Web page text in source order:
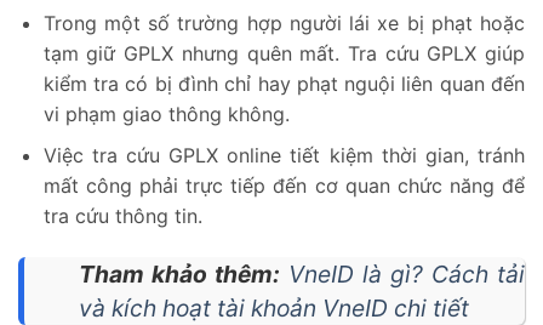
Trong một số trường hợp người lái xe bị phạt hoặc
tạm giữ GPLX nhưng quên mất. Tra cứu GPLX giúp
kiểm tra có bị đình chỉ hay phạt nguội liên quan đến
vi phạm giao thông không.
Việc tra cứu GPLX online tiết kiệm thời gian, tránh
mất công phải trực tiếp đến cơ quan chức năng để
tra cứu thông tin.
Tham khảo thêm: VneID là gì? Cách tải
và kích hoạt tài khoản VneID chi tiết